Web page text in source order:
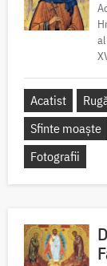
Acatist
Sfinte moaște
Fotografii